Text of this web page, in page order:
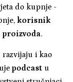
do kupnje -
korisnik
proizvoda.
razvijaju i kao
podcast u